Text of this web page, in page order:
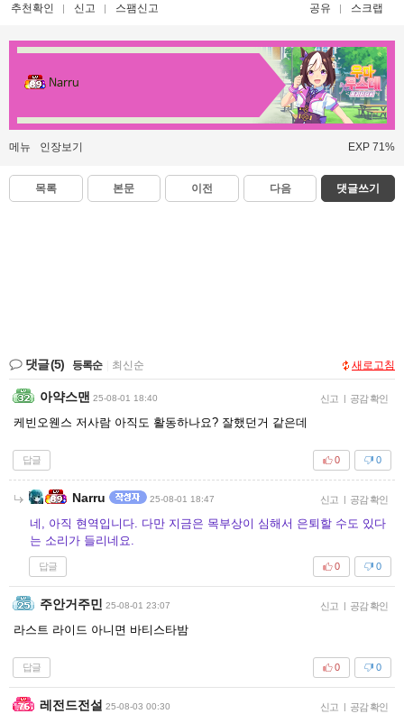
추천확인 신고 스팸신고 공유 스크랩
Narru
메뉴 인장보기 EXP 71%
목록 본문 이전 다음 댓글쓰기
댓글(5) 등록순 최신순 새로고침
아약스맨 25-08-01 18:40 신고 | 공감 확인
케빈오웬스 저사람 아직도 활동하나요? 잘했던거 같은데
답글 0
0
Narru 25-08-01 18:47 신고 | 공감 확인
네, 아직 현역입니다. 다만 지금은 목부상이 심해서 은퇴할 수도 있다
는 소리가 들리네요.
답글 0
0
주안거주민 25-08-01 23:07 신고 | 공감 확인
라스트 라이드 아니면 바티스타밤
답글 0
0
레전드전설 25-08-03 00:30 신고 | 공감 확인